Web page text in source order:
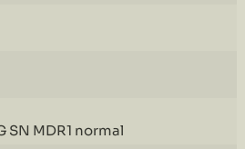
SN MDR1 normal